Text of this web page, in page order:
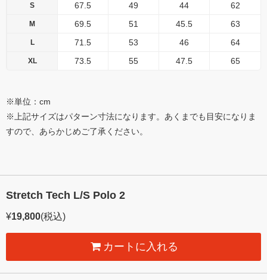
S 67.5 49 44 62
M 69.5 51 45.5 63
L 71.5 53 46 64
XL 73.5 55 47.5 65
※単位：cm
※上記サイズはパターン寸法になります。あくまでも目安になりま
すので、あらかじめご了承ください。
Stretch Tech L/S Polo 2
¥19,800(税込)
カートに入れる